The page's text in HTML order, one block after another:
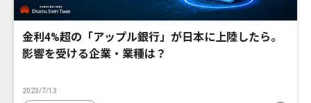
金利4%超の「アップル銀行」が日本に上陸したら。
影響を受ける企業・業種は？
2023/7/13